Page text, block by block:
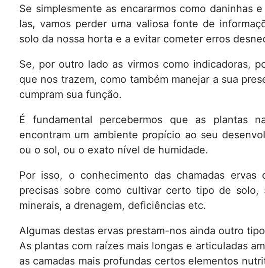
Se simplesmente as encararmos como daninhas
las, vamos perder uma valiosa fonte de
solo da nossa horta e a evitar cometer erros
Se, por outro lado as virmos como indicadoras,
que nos trazem, como também manejar a sua
cumpram sua função.
É fundamental percebermos que as plantas
encontram um ambiente propício ao seu
ou o sol, ou o exato nível de humidade.
Por isso, o conhecimento das chamadas ervas
precisas sobre como cultivar certo tipo de
minerais, a drenagem, deficiências etc.
Algumas destas ervas prestam-nos ainda outro
As plantas com raízes mais longas e articuladas
as camadas mais profundas certos elementos